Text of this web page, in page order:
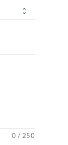
0 / 250